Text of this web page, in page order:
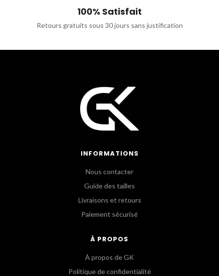
100% Satisfait
Retours gratuits sous 30 jours sans justification
INFORMATIONS
Nous contacter
Guide des tailles
Livraisons et retours
Paiement sécurisé
À PROPOS
À propos de GK
Politique de confidentialité